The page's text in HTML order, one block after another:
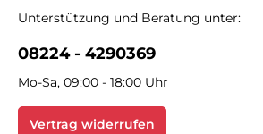
Unterstützung und Beratung unter:
08224 - 4290369
Mo-Sa, 09:00 - 18:00 Uhr
Vertrag widerrufen